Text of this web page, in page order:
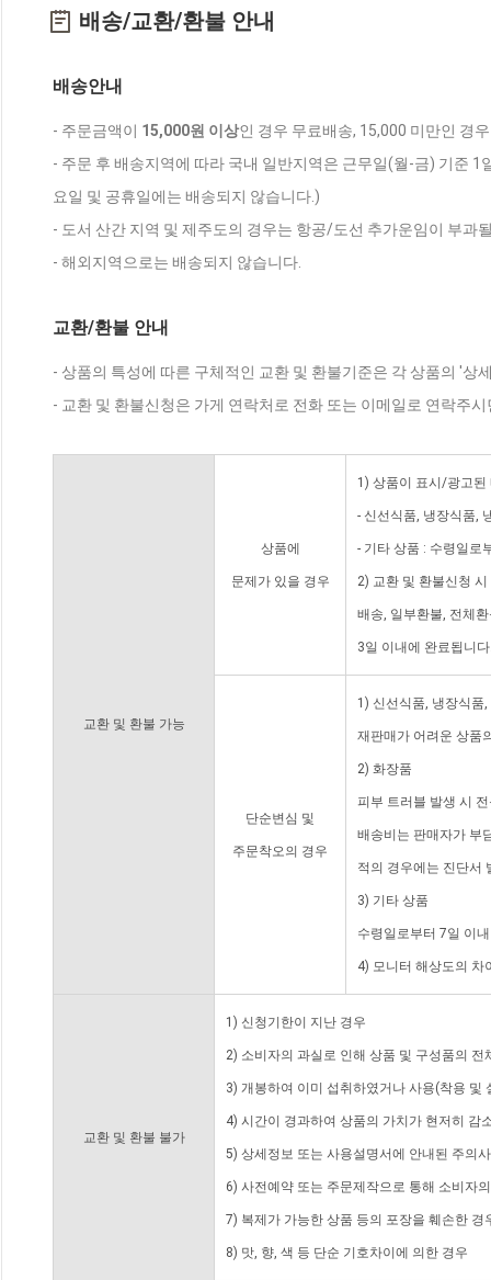
배송/교환/환불 안내
배송안내
- 주문금액이 15,000원 이상인 경우 무료배송, 15,000 미만인 경
- 주문 후 배송지역에 따라 국내 일반지역은 근무일(월-금) 기준
요일 및 공휴일에는 배송되지 않습니다.)
- 도서 산간 지역 및 제주도의 경우는 항공/도선 추가운임이 부과
- 해외지역으로는 배송되지 않습니다.
교환/환불 안내
- 상품의 특성에 따른 구체적인 교환 및 환불기준은 각 상품의 '상
- 교환 및 환불신청은 가게 연락처로 전화 또는 이메일로 연락주
교환 및 환불 가능
상품에
문제가 있을 경우
1) 상품이 표시/광고된
- 신선식품, 냉장식품,
- 기타 상품 : 수령일로
2) 교환 및 환불신청
배송, 일부환불, 전체
3일 이내에 완료됩니
단순변심 및
주문착오의 경우
1) 신선식품, 냉장식품
재판매가 어려운 상품
2) 화장품
피부 트러블 발생 시
배송비는 판매자가 부
적의 경우에는 진단서
3) 기타 상품
수령일로부터 7일 이
4) 모니터 해상도의 차
교환 및 환불 불가
1) 신청기한이 지난 경우
2) 소비자의 과실로 인해 상품 및 구성품의
3) 개봉하여 이미 섭취하였거나 사용(착용 및
4) 시간이 경과하여 상품의 가치가 현저히 감
5) 상세정보 또는 사용설명서에 안내된 주의
6) 사전예약 또는 주문제작으로 통해 소비자
7) 복제가 가능한 상품 등의 포장을 훼손한 경
8) 맛, 향, 색 등 단순 기호차이에 의한 경우